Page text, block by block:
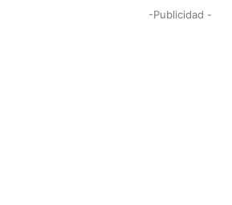
-Publicidad -